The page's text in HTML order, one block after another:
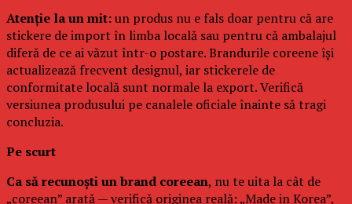
Atenție la un mit:un produs nu e fals doar pentru că are
stickere de import în limba locală sau pentru că ambalajul
diferă de ce ai văzut într-o postare. Brandurile coreene își
actualizează frecvent designul, iar stickerele de
conformitate locală sunt normale la export. Verifică
versiunea produsului pe canalele oficiale înainte să tragi
concluzia.
Pe scurt
Ca să recunoști un brand coreean, nu te uita la cât de
„coreean” arată — verifică originea reală: „Made in Korea”,